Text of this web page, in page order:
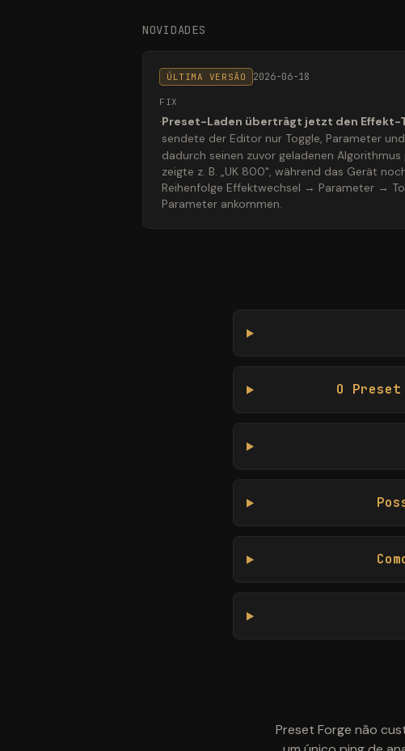
NOVIDADES
ÚLTIMA VERSÃO 2026-06-18
FIX
·Preset-Laden überträgt jetzt den Effekt-
sendete der Editor nur Toggle, Parameter
dadurch seinen zuvor geladenen
zeigte z. B. „UK 800", während das Gerät
Reihenfolge Effektwechsel → Parameter →
Parameter ankommen.
O
Preset Forge não